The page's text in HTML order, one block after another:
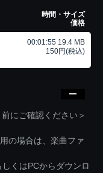
時間・サイズ
価格
00:01:55 19.4 MB
150円(税込)
にご確認ください＞
の場合は、楽曲ファ
くはPCからダウンロ